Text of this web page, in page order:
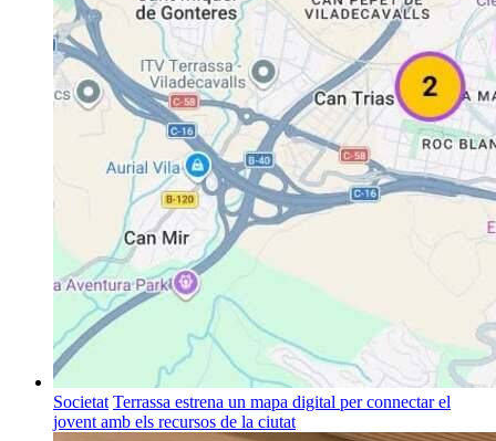
Societat Terrassa estrena un mapa digital per connectar el
jovent amb els recursos de la ciutat